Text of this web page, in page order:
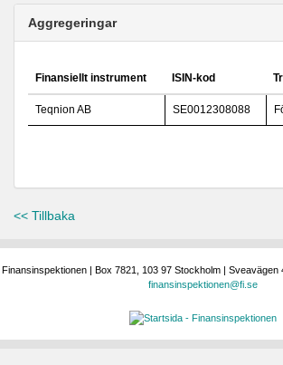
Aggregeringar
Finansiellt instrument ISIN-kod
Teqnion AB SE0012308088
<< Tillbaka
Finansinspektionen | Box 7821, 103 97 Stockholm | Sveavägen
finansinspektionen@fi.se